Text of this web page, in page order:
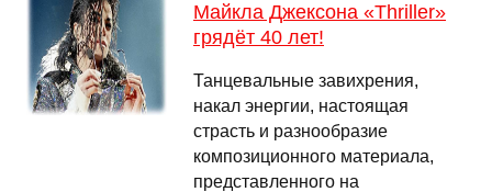
Майкла Джексона «Thriller»
грядёт 40 лет!
Танцевальные завихрения,
накал энергии, настоящая
страсть и разнообразие
композиционного материала,
представленного на